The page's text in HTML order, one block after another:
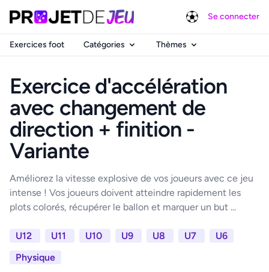
Se connecter
Exercices foot Catégories Thèmes
Exercice d'accélération
avec changement de
direction + finition -
Variante
Améliorez la vitesse explosive de vos joueurs avec ce jeu
intense ! Vos joueurs doivent atteindre rapidement les
plots colorés, récupérer le ballon et marquer un but ...
U12 U11 U10 U9 U8 U7
U6
Physique